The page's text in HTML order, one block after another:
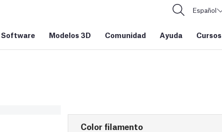
Español
Software Modelos 3D Comunidad Ayuda Cursos
Color filamento